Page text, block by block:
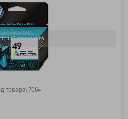
просмотр
товара: 7064